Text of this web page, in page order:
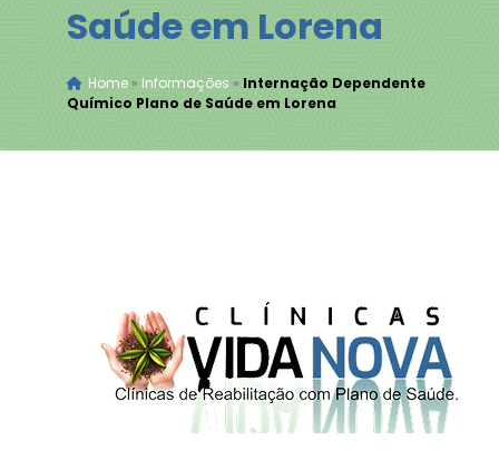
Saúde em Lorena
Home» Informações » Internação Dependente
Químico Plano de Saúde em Lorena